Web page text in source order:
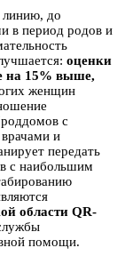
до
в период родов и
оценки
на 15% выше,
женщин
с
и
передать
с наибольшим
области QR-
помощи.